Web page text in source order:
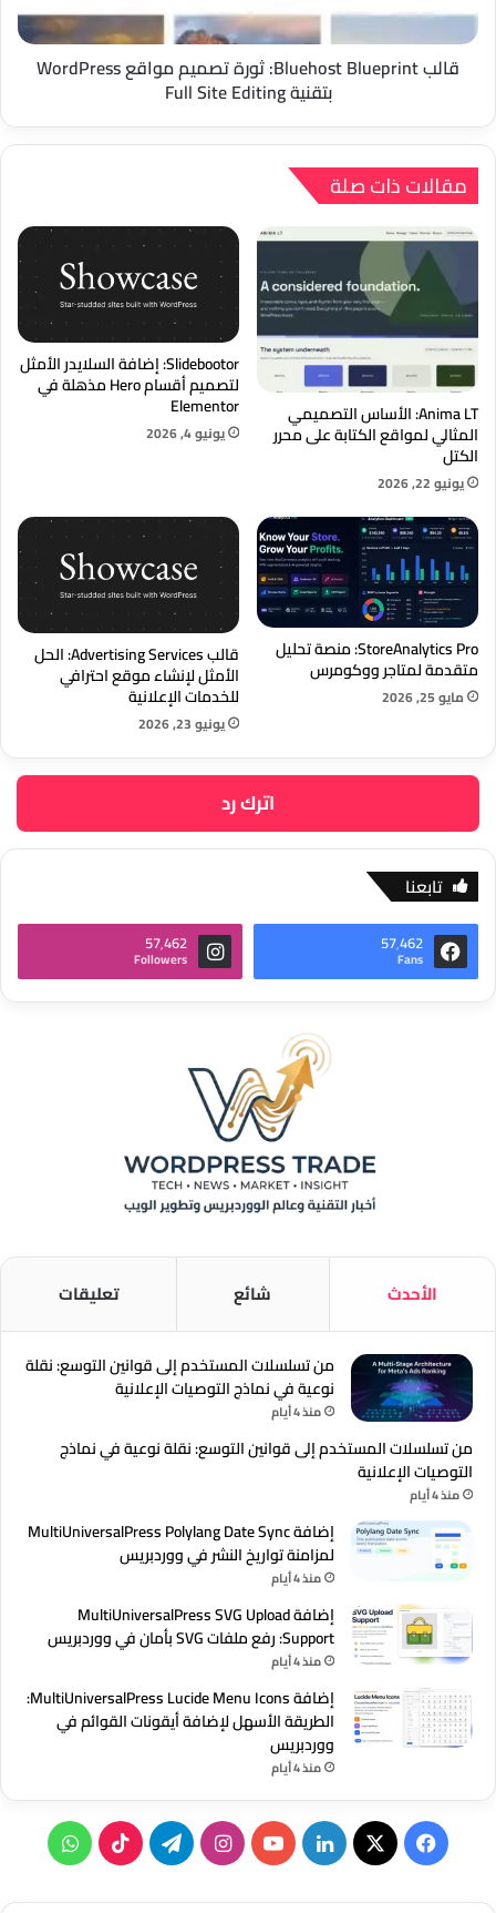
بتقنية
Full
Site
قالب Bluehost Blueprint: ثورة تصميم مواقع WordPress
بتقنية Full Site Editing
مقالات ذات صلة
Anima LT: الأساس التصميمي
المثالي لمواقع الكتابة على محرر
الكتل
يونيو 22, 2026
Slidebootor: إضافة السلايدر الأمثل
لتصميم أقسام Hero مذهلة في
Elementor
يونيو 4, 2026
StoreAnalytics Pro: منصة تحليل
متقدمة لمتاجر ووكومرس
مايو 25, 2026
قالب Advertising Services: الحل
الأمثل لإنشاء موقع احترافي
للخدمات الإعلانية
يونيو 23, 2026
اترك رد
تابعنا
57٬462
Fans
57٬462
Followers
الأحدث شائع تعليقات
من تسلسلات المستخدم إلى قوانين التوسع: نقلة
نوعية في نماذج التوصيات الإعلانية
منذ 4 أيام
من تسلسلات المستخدم إلى قوانين التوسع: نقلة نوعية في نماذج
التوصيات الإعلانية
منذ 4 أيام
إضافة MultiUniversalPress Polylang Date Sync
لمزامنة تواريخ النشر في ووردبريس
منذ 4 أيام
إضافة MultiUniversalPress SVG Upload
Support: رفع ملفات SVG بأمان في ووردبريس
منذ 4 أيام
إضافة MultiUniversalPress Lucide Menu Icons:
الطريقة الأسهل لإضافة أيقونات القوائم في
ووردبريس
منذ 4 أيام
فيسبوك
‫X لينكدإن‫YouTubeانستقرامتيلقرام‫TikTok